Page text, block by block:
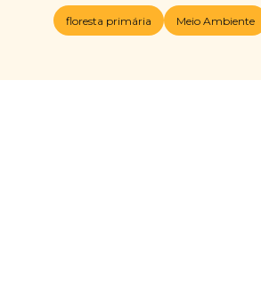
floresta primária Meio Ambiente